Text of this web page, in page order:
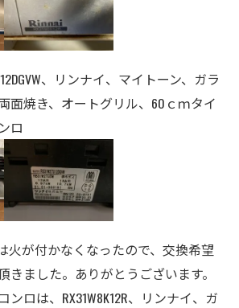
、リンナイ、マイトーン、ガラ
面焼き、オートグリル、60ｃｍタイ
ロ
火が付かなくなったので、交換希望
きました。ありがとうございます。
ンロは、 RX31W8K12R、リンナイ、ガ